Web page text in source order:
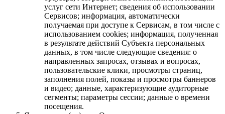
услуг сети Интернет; сведения об использовании
Сервисов; информация, автоматически
получаемая при доступе к Сервисам, в том числе с
использованием cookies; информация, полученная
в результате действий Субъекта персональных
данных, в том числе следующие сведения: о
направленных запросах, отзывах и вопросах,
пользовательские клики, просмотры страниц,
заполнения полей, показы и просмотры баннеров
и видео; данные, характеризующие аудиторные
сегменты; параметры сессии; данные о времени
посещения.